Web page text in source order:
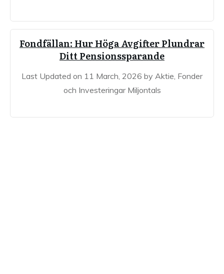
Fondfällan: Hur Höga Avgifter Plundrar
Ditt Pensionssparande
Last Updated on 11 March, 2026 by Aktie, Fonder
och Investeringar Miljontals